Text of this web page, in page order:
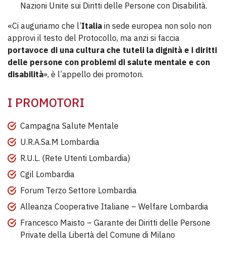
Nazioni Unite sui Diritti delle Persone con Disabilità.
«Ci auguriamo che l’Italia in sede europea non solo non
approvi il testo del Protocollo, ma anzi si faccia
portavoce di una cultura che tuteli la dignità e i diritti
delle persone con problemi di salute mentale e con
disabilità», è l’appello dei promotori.
I PROMOTORI
Campagna Salute Mentale
U.R.A.Sa.M Lombardia
R.U.L. (Rete Utenti Lombardia)
Cgil Lombardia
Forum Terzo Settore Lombardia
Alleanza Cooperative Italiane – Welfare Lombardia
Francesco Maisto – Garante dei Diritti delle Persone
Private della Libertà del Comune di Milano